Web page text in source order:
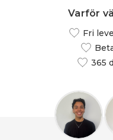
Varför
Fri
365